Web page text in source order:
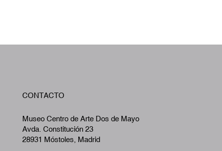
CONTACTO
Museo Centro de Arte Dos de Mayo
Avda. Constitución 23
28931 Móstoles, Madrid